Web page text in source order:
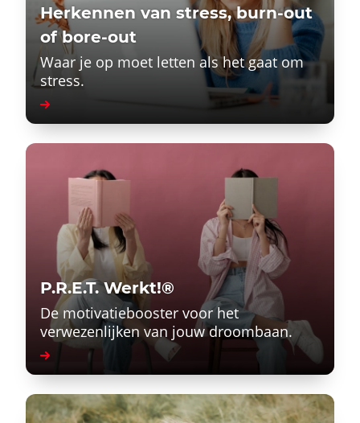
Herkennen van stress, burn-out
of bore-out
Waar je op moet letten als het gaat om
stress.
P.R.E.T. Werkt!®
De motivatiebooster voor het
verwezenlijken van jouw droombaan.